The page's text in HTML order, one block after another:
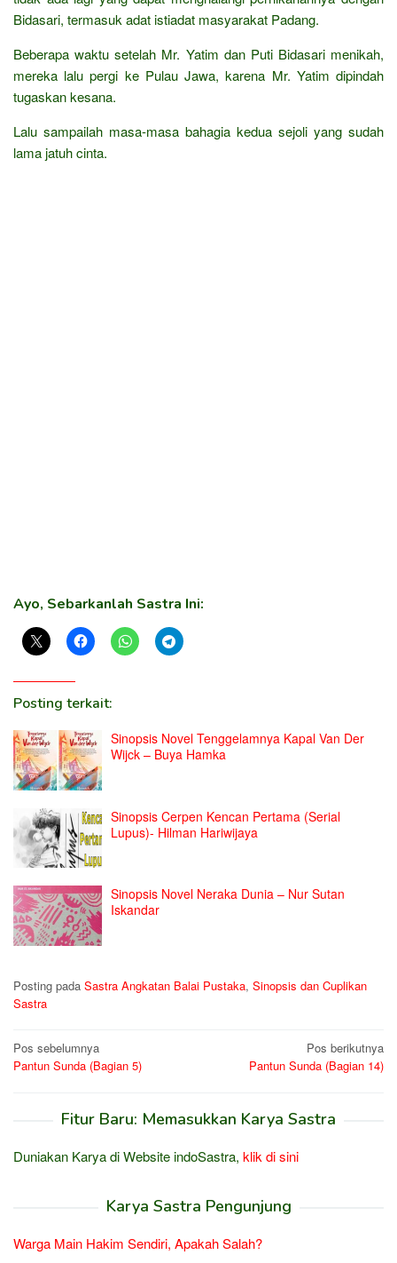
Bidasari, termasuk adat istiadat masyarakat Padang.
Beberapa waktu setelah Mr. Yatim dan Puti Bidasari menikah,
mereka lalu pergi ke Pulau Jawa, karena Mr. Yatim dipindah
tugaskan kesana.
Lalu sampailah masa-masa bahagia kedua sejoli yang sudah
lama jatuh cinta.
Ayo, Sebarkanlah Sastra Ini:
Posting terkait:
Sinopsis Novel Tenggelamnya Kapal Van Der
Wijck – Buya Hamka
Sinopsis Cerpen Kencan Pertama (Serial
Lupus)- Hilman Hariwijaya
Sinopsis Novel Neraka Dunia – Nur Sutan
Iskandar
Posting pada Sastra Angkatan Balai Pustaka, Sinopsis dan Cuplikan
Sastra
Navigasi
pos
Pos sebelumnya
Pantun Sunda (Bagian 5)
Pos berikutnya
Pantun Sunda (Bagian 14)
Fitur Baru: Memasukkan Karya Sastra
Duniakan Karya di Website indoSastra, klik di sini
Karya Sastra Pengunjung
Warga Main Hakim Sendiri, Apakah Salah?